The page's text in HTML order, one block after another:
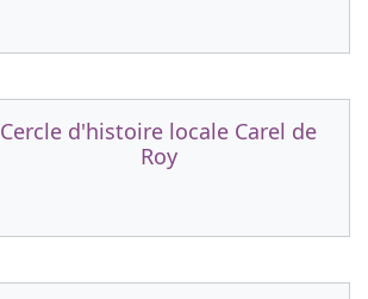
Cercle d'histoire locale Carel de
Roy